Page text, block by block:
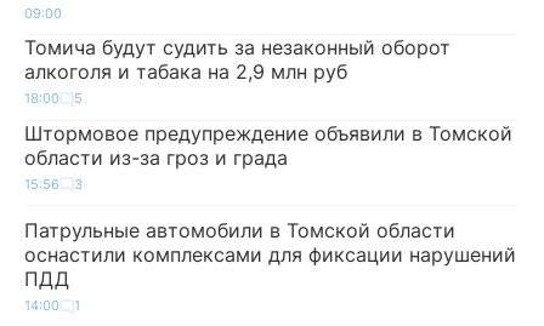
09:00
Томича будут судить за незаконный оборот
алкоголя и табака на 2,9 млн руб
18:00 5
Штормовое предупреждение объявили в Томской
области из-за гроз и града
15:56 3
Патрульные автомобили в Томской области
оснастили комплексами для фиксации нарушений
ПДД
14:00 1